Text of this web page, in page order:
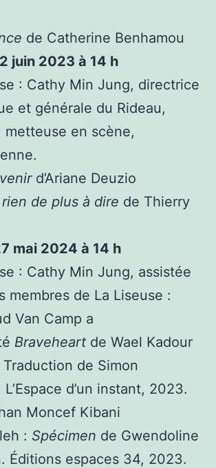
de Catherine Benhamou
juin 2023 à 14 h
: Cathy Min Jung, directrice
et générale du Rideau,
metteuse en scène,
d’Ariane Deuzio
de plus à dire de Thierry
mai 2024 à 14 h
: Cathy Min Jung, assistée
membres de La Liseuse :
Van Camp a
Braveheart de Wael Kadour
Traduction de Simon
d’un instant, 2023.
Moncef Kibani
: Spécimen de Gwendoline
Éditions espaces 34, 2023.